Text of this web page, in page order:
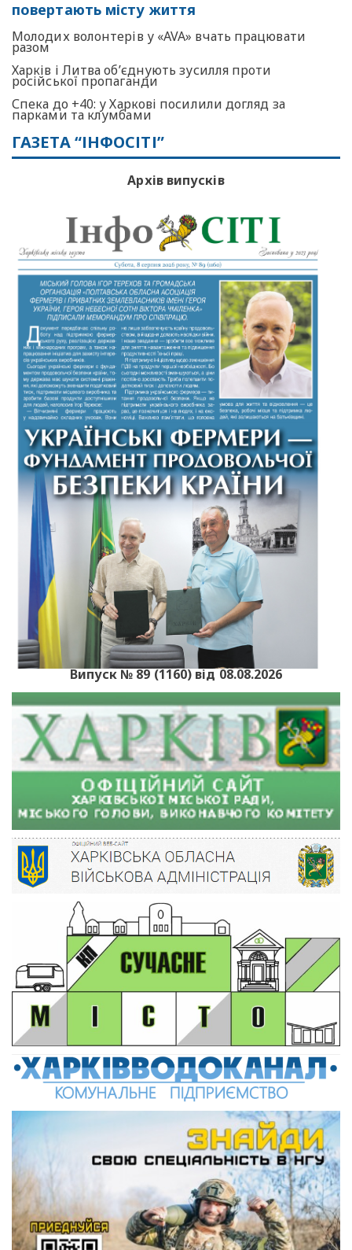
повертають місту життя
Молодих волонтерів у «AVA» вчать працювати
разом
Харків і Литва об’єднують зусилля проти
російської пропаганди
Спека до +40: у Харкові посилили догляд за
парками та клумбами
ГАЗЕТА “ІНФОСІТІ”
Архів випусків
Випуск № 89 (1160) від 08.08.2026